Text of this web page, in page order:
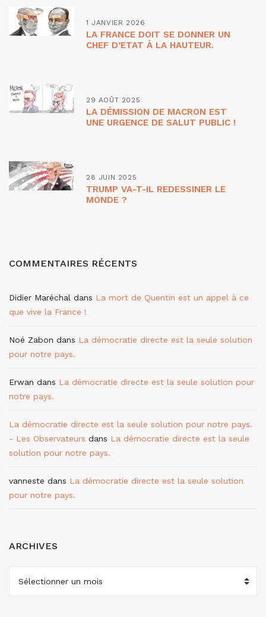
1 JANVIER 2026
LA FRANCE DOIT SE DONNER UN
CHEF D’ETAT À LA HAUTEUR.
29 AOÛT 2025
LA DÉMISSION DE MACRON EST
UNE URGENCE DE SALUT PUBLIC !
28 JUIN 2025
TRUMP VA-T-IL REDESSINER LE
MONDE ?
COMMENTAIRES RÉCENTS
Didier Maréchal dans La mort de Quentin est un appel à ce
que vive la France !
Noé Zabon dans La démocratie directe est la seule solution
pour notre pays.
Erwan dans La démocratie directe est la seule solution pour
notre pays.
La démocratie directe est la seule solution pour notre pays.
- Les Observateurs dans La démocratie directe est la seule
solution pour notre pays.
vanneste dans La démocratie directe est la seule solution
pour notre pays.
ARCHIVES